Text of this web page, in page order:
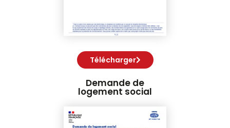
Télécharger
Demande de
logement social